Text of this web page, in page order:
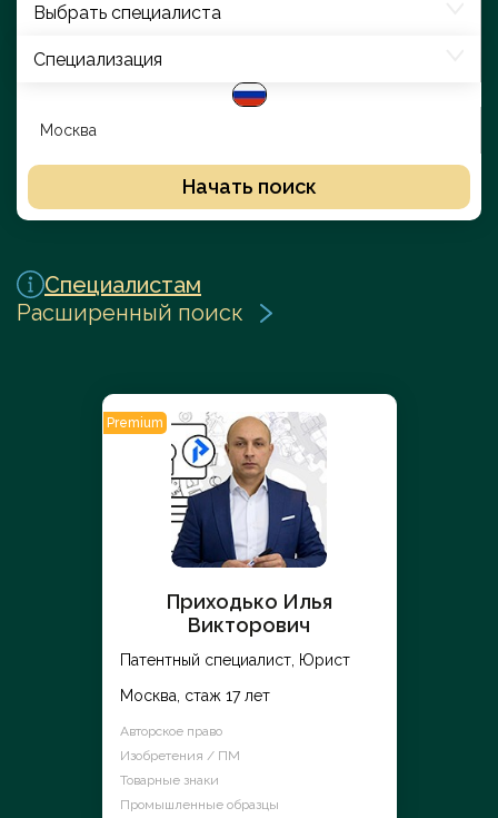
Выбрать специалиста
Специализация
Начать поиск
Специалистам
Расширенный поиск
Premium
Приходько Илья
Викторович
Патентный специалист, Юрист
Москва, стаж 17 лет
Авторское право
Изобретения / ПМ
Товарные знаки
Промышленные образцы